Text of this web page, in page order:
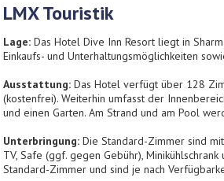
LMX Touristik
Lage: Das Hotel Dive Inn Resort liegt in
Einkaufs- und Unterhaltungsmöglichkeiten
Ausstattung: Das Hotel verfügt über 128
(kostenfrei). Weiterhin umfasst der
und einen Garten. Am Strand und am Pool
Unterbringung: Die Standard-Zimmer sind
TV, Safe (ggf. gegen Gebühr),
Standard-Zimmer und sind je nach